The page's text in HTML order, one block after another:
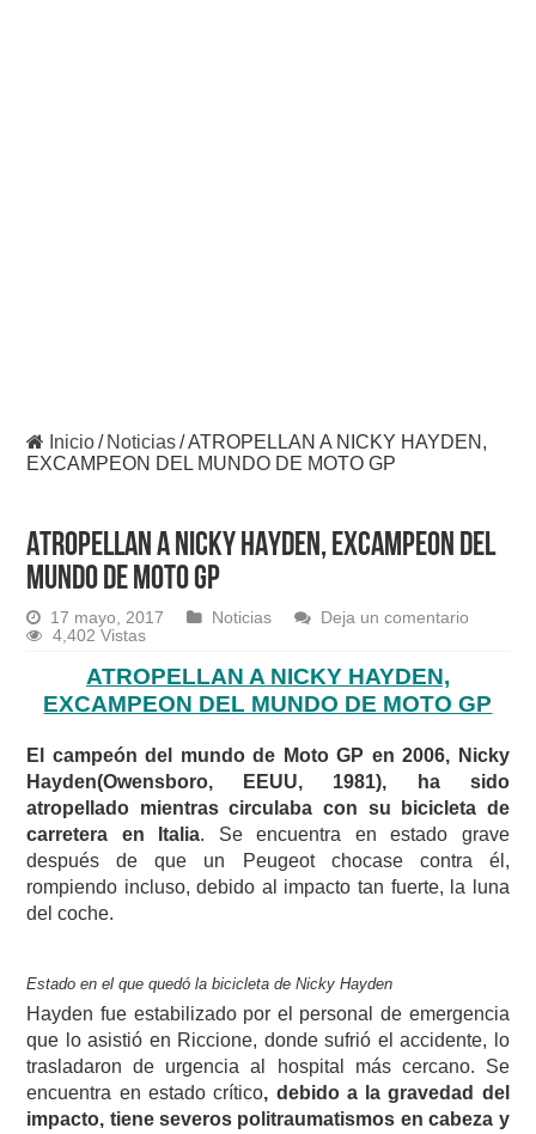
Inicio/ Noticias/ATROPELLAN A NICKY HAYDEN,
EXCAMPEON DEL MUNDO DE MOTO GP
ATROPELLAN A NICKY HAYDEN, EXCAMPEON DEL
MUNDO DE MOTO GP
17 mayo, 2017 Noticias
Deja un comentario
4,402 Vistas
ATROPELLAN A NICKY HAYDEN,
EXCAMPEON DEL MUNDO DE MOTO GP
El campeón del mundo de Moto GP en 2006, Nicky
Hayden(Owensboro, EEUU, 1981), ha sido
atropellado mientras circulaba con su bicicleta de
carretera en Italia. Se encuentra en estado grave
después de que un Peugeot chocase contra él,
rompiendo incluso, debido al impacto tan fuerte, la luna
del coche.
Estado en el que quedó la bicicleta de Nicky Hayden
Hayden fue estabilizado por el personal de emergencia
que lo asistió en Riccione, donde sufrió el accidente, lo
trasladaron de urgencia al hospital más cercano. Se
encuentra en estado crítico, debido a la gravedad del
impacto, tiene severos politraumatismos en cabeza y